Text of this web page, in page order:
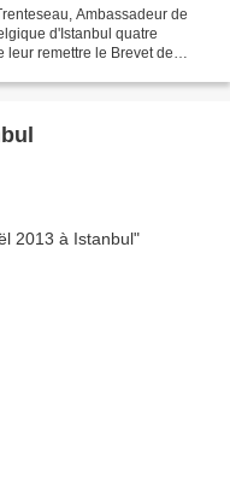
Ambassadeur de
d'Istanbul quatre
leur remettre le Brevet de